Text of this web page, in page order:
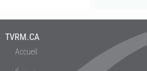
TVRM.CA
Accueil